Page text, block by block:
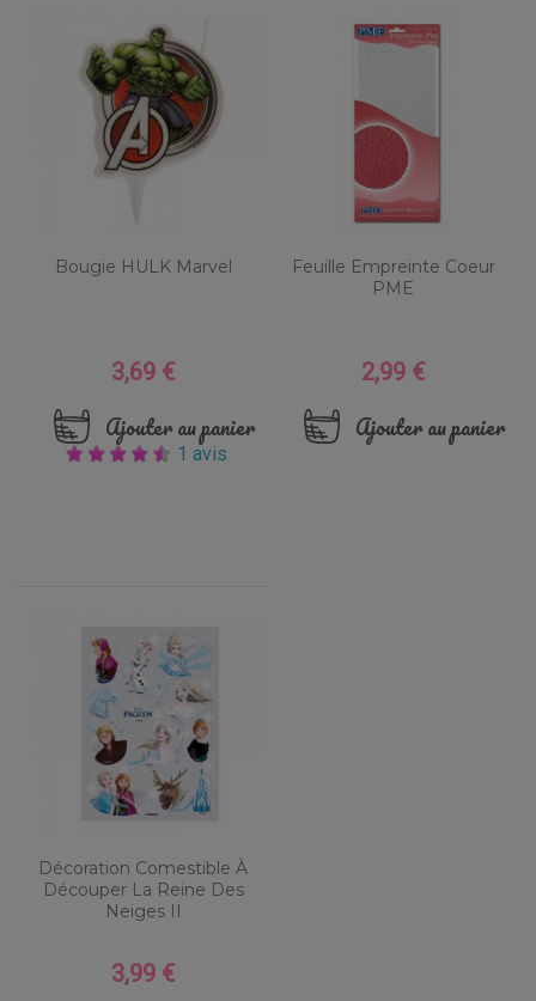
Bougie HULK Marvel
Prix
3,69 €
Ajouter au panier
1 avis
Feuille Empreinte Coeur
PME
Prix
2,99 €
Ajouter au panier
Décoration Comestible À
Découper La Reine Des
Neiges II
Prix
3,99 €